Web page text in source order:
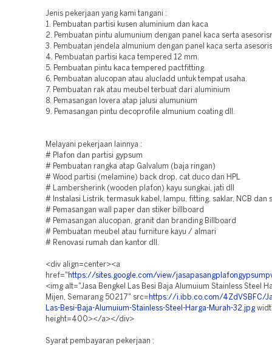
Jenis pekerjaan yang kami tangani :
1. Pembuatan partisi kusen aluminium dan kaca
2. Pembuatan pintu alumunium dengan panel kaca serta
3. Pembuatan jendela almunium dengan panel kaca serta
4. Pembuatan partisi kaca tempered 12 mm.
5. Pembuatan pintu kaca tempered pactfitting.
6. Pembuatan alucopan atau alucladd untuk tempat usaha.
7. Pembuatan rak atau meubel terbuat dari aluminium
8. Pemasangan lovera atap jalusi alumunium
9. Pemasangan pintu decoprofile almunium coating dll.
Melayani pekerjaan lainnya :
# Plafon dan partisi gypsum
# Pembuatan rangka atap Galvalum (baja ringan)
# Wood partisi (melamine) back drop, cat duco dan HPL
# Lambersherink (wooden plafon) kayu sungkai, jati dll
# Instalasi Listrik, termasuk kabel, lampu, fitting, saklar, NCB dan
# Pemasangan wall paper dan stiker billboard
# Pemasangan alucopan, granit dan branding Billboard
# Pembuatan meubel atau furniture kayu / almari
# Renovasi rumah dan kantor dll.
<div align=center><a
href=" https://sites.google.com/view/
<img alt="Jasa Bengkel Las Besi Baja Alumuium Stainless Steel
Mijen, Semarang 50217" src= https://i.ibb.co.com/4ZdVSBFC/
Las-Besi-Baja-Alumuium-Stainless-Steel-Harga-Murah-32.jpg
height=400></a></div>
Syarat pembayaran pekerjaan :